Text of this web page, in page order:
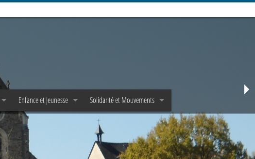
Enfance et Jeunesse
Enfance
Pasto Jeunes et Epha✝a
M.E.J. et Scoutisme
Solidarité et Mouvements
Mouvements d’adultes
Mouvements de jeunes
Pastorale de la santé